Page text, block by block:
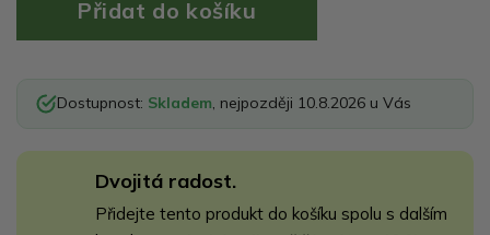
Dostupnost: Skladem, nejpozději 10.8.2026 u Vás
Dvojitá radost.
Přidejte tento produkt do košíku spolu s dalším